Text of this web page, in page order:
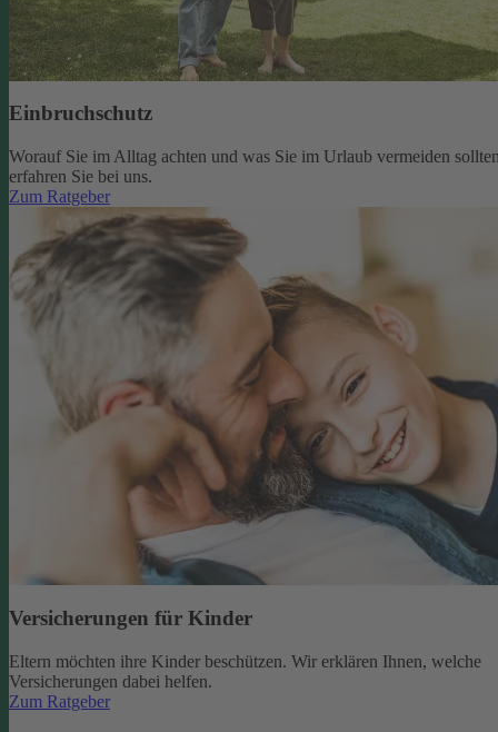
Einbruchschutz
Worauf Sie im Alltag achten und was Sie im Urlaub vermeiden
erfahren Sie bei uns.
Zum Ratgeber
Versicherungen für Kinder
Eltern möchten ihre Kinder beschützen. Wir erklären Ihnen, welche
Versicherungen dabei helfen.
Zum Ratgeber